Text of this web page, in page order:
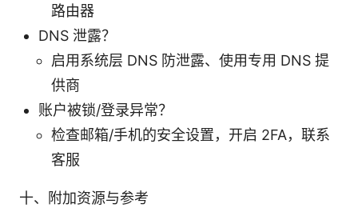
路由器
DNS 泄露？
启用系统层 DNS 防泄露、使用专用 DNS 提
供商
账户被锁/登录异常？
检查邮箱/手机的安全设置，开启 2FA，联系
客服
十、附加资源与参考